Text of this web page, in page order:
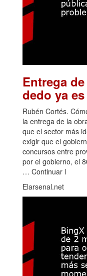
Entrega
dedo ya
Rubén Cortés.
la entrega de la
que el sector más
exigir que el
concursos entre
por el gobierno, el
… Continuar l
Elarsenal.net